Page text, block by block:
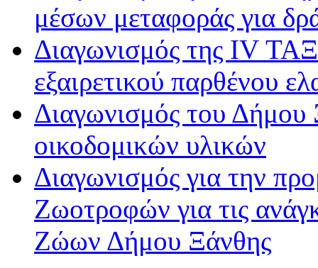
μέσων μεταφοράς για
Διαγωνισμός της IV
εξαιρετικού παρθένου
Διαγωνισμός του Δήμου
οικοδομικών υλικών
Διαγωνισμός για την
Ζωοτροφών για τις
Ζώων Δήμου Ξάνθης